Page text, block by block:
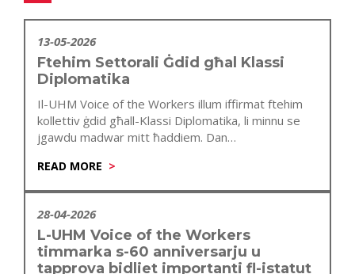
13-05-2026
Ftehim Settorali Ġdid għal Klassi
Diplomatika
Il-UHM Voice of the Workers illum iffirmat ftehim
kollettiv ġdid għall-Klassi Diplomatika, li minnu se
jgawdu madwar mitt ħaddiem. Dan…
READ MORE
28-04-2026
L-UHM Voice of the Workers
timmarka s-60 anniversarju u
tapprova bidliet importanti fl-istatut